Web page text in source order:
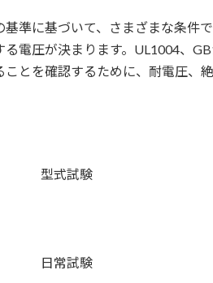
基準に基づいて、さまざまな条件
る電圧が決まります。UL1004、
ことを確認するために、耐電圧、
型式試験
日常試験